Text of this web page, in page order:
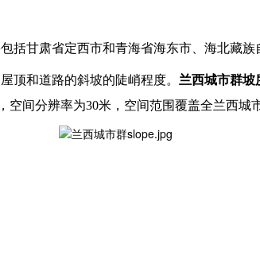
甘肃省定西市和青海省海东市、海北藏
顶和道路的斜坡的陡峭程度。 兰西城市群坡
间分辨率为30米，空间范围覆盖全兰西城